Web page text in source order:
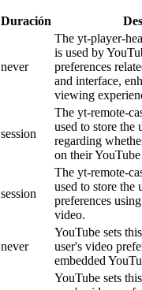
Duración
never
The yt-player-
is used by
preferences
and interface,
viewing
session
The yt-remote-
used to store the
regarding
on their
session
The yt-remote-
used to store the
preferences
video.
never
YouTube sets
user's video
embedded
YouTube sets